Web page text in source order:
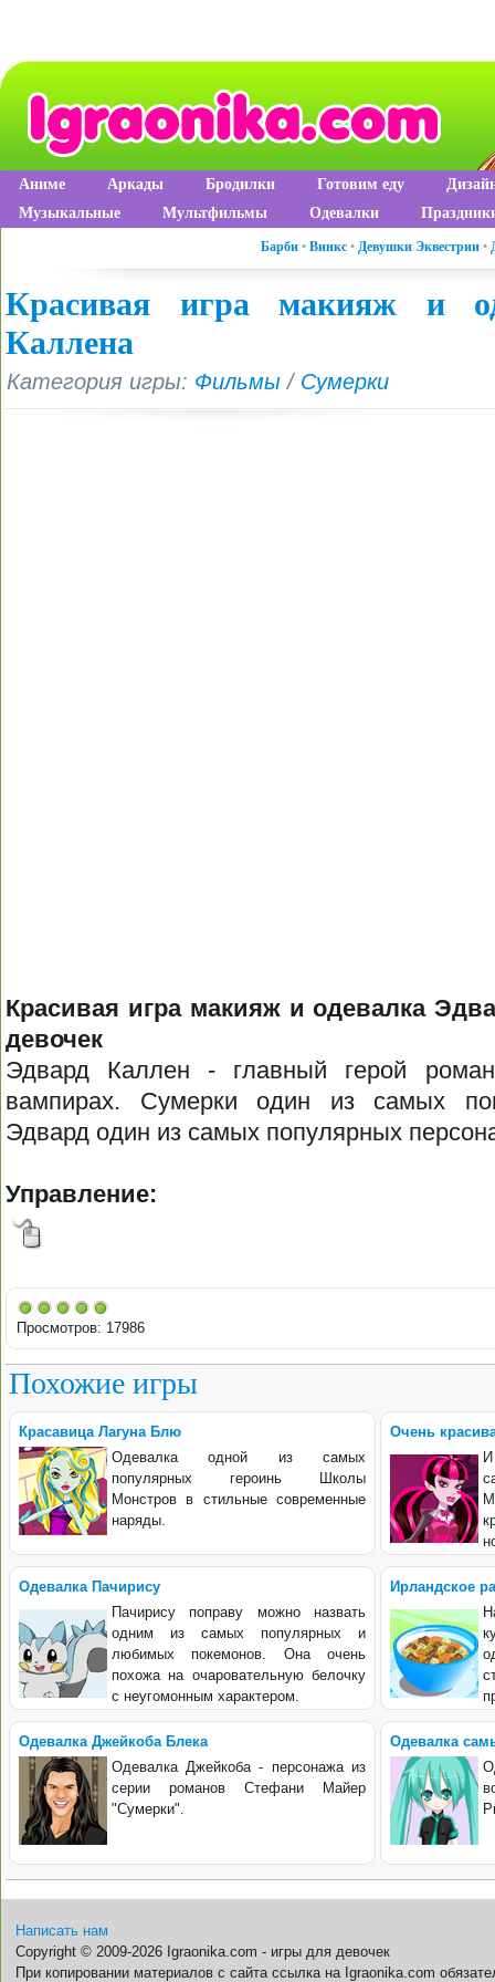
Аниме Аркады Бродилки Готовим еду
Музыкальные
Мультфильмы Одевалки
Барби •Винкс •Девушки Эквестрии •
Красивая игра макияж и
Каллена
Категория игры: Фильмы / Сумерки
Красивая игра макияж и одевалка
девочек
Эдвард Каллен - главный герой
вампирах. Сумерки один из самых
Эдвард один из самых популярных
Управление:
Просмотров: 17986
Похожие игры
Красавица Лагуна Блю
Одевалка одной из самых
популярных героинь Школы
Монстров в стильные современные
наряды.
Очень
Одевалка Пачирису
Пачирису поправу можно назвать
одним из самых популярных и
любимых покемонов. Она очень
похожа на очаровательную белочку
с неугомонным характером.
Ирландское
Одевалка Джейкоба Блека
Одевалка Джейкоба - персонажа из
серии романов Стефани Майер
"Сумерки".
Одевалка
Написать нам
Copyright © 2009-2026 Igraonika.com - игры для девочек
При копировании материалов с сайта ссылка на Igraonika.com